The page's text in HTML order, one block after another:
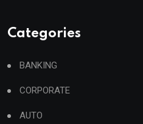
Categories
BANKING
CORPORATE
AUTO